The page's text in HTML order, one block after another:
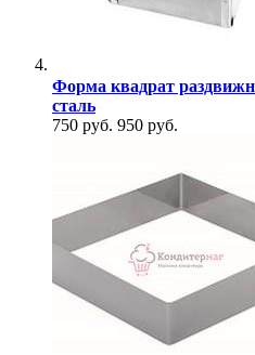
Форма квадрат
сталь
750 руб. 950 руб.